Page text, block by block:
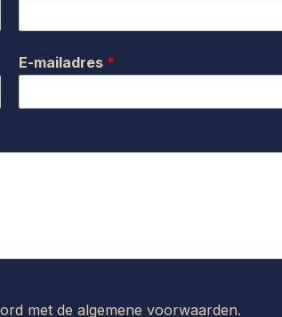
E-mailadres *
met de algemene voorwaarden.